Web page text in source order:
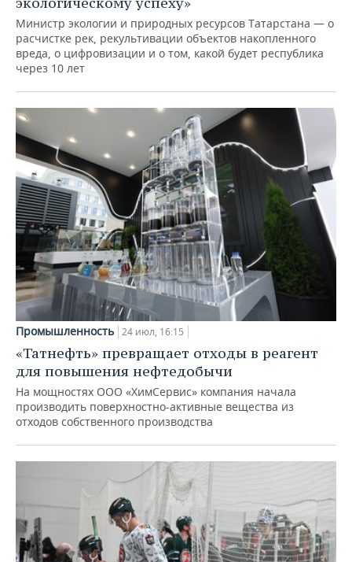
Министр экологии и природных ресурсов Татарстана — о
расчистке рек, рекультивации объектов накопленного
вреда, о цифровизации и о том, какой будет республика
через 10 лет
Промышленность 24 июл, 16:15
«Татнефть» превращает отходы в реагент
для повышения нефтедобычи
На мощностях ООО «ХимСервис» компания начала
производить поверхностно-активные вещества из
отходов собственного производства